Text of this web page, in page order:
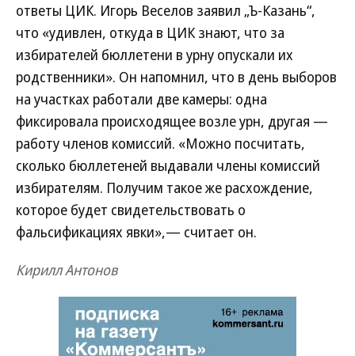
ответы ЦИК. Игорь Веселов заявил „Ъ-Казань“,
что «удивлен, откуда в ЦИК знают, что за
избирателей бюллетени в урну опускали их
родственники». Он напомнил, что в день выборов
на участках работали две камеры: одна
фиксировала происходящее возле урн, другая —
работу членов комиссий. «Можно посчитать,
сколько бюллетеней выдавали члены комиссий
избирателям. Получим такое же расхождение,
которое будет свидетельствовать о
фальсификациях явки»,— считает он.
Кирилл Антонов